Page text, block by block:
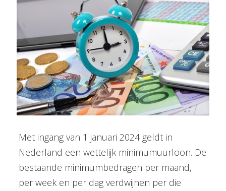
Met ingang van 1 januari 2024 geldt in
Nederland een wettelijk minimumuurloon. De
bestaande minimumbedragen per maand,
per week en per dag verdwijnen per die